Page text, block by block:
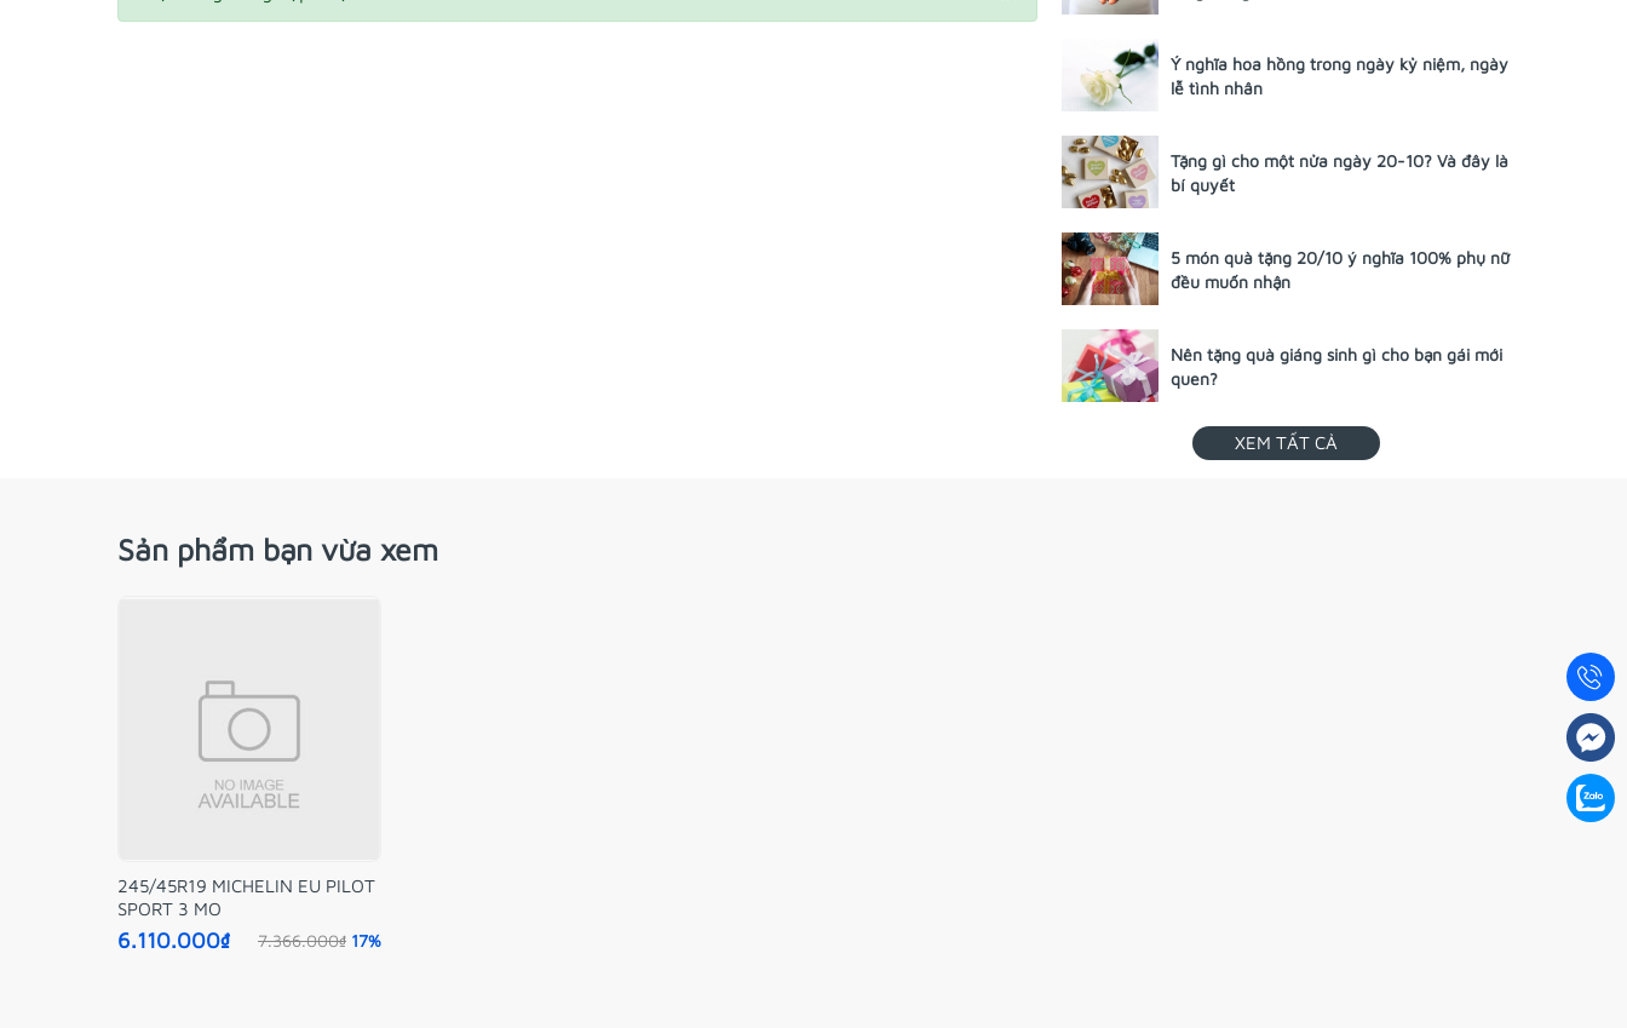
Ý nghĩa hoa hồng trong ngày kỷ niệm, ngày
lễ tình nhân
Tặng gì cho một nửa ngày 20-10? Và đây là
bí quyết
5 món quà tặng 20/10 ý nghĩa 100% phụ nữ
đều muốn nhận
Nên tặng quà giáng sinh gì cho bạn gái mới
quen?
XEM TẤT CẢ
Sản phẩm bạn vừa xem
245/45R19 MICHELIN EU PILOT
SPORT 3 MO
6.110.000₫ 7.366.000₫ 17%